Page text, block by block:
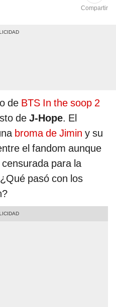
Compartir
de BTS In the soop 2
de J-Hope. El
broma de Jimin y su
el fandom aunque
para la
pasó con los